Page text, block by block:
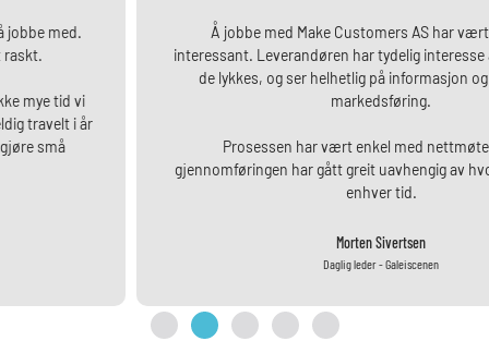
Å jobbe med Make Customers AS har vært enkelt og
interessant. Leverandøren har tydelig interesse av at både vi og
de lykkes, og ser helhetlig på informasjon og strategi for
Prosessen har vært enkel med nettmøter, slik at
gjennomføringen har gått greit uavhengig av hvor vi har vært til